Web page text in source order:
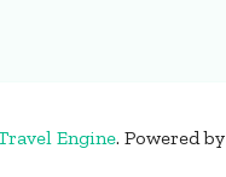
Engine. Powered by